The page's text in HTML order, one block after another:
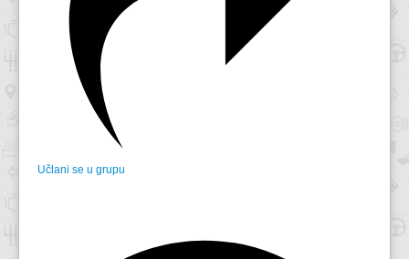
Učlani se u grupu